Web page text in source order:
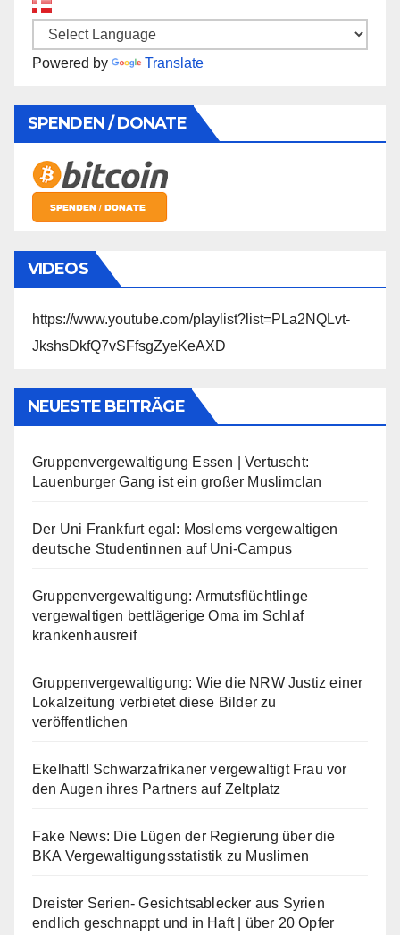
Powered by Translate
SPENDEN / DONATE
VIDEOS
https://www.youtube.com/playlist?list=PLa2NQLvt-
JkshsDkfQ7vSFfsgZyeKeAXD
NEUESTE BEITRÄGE
Gruppenvergewaltigung Essen | Vertuscht:
Lauenburger Gang ist ein großer Muslimclan
Der Uni Frankfurt egal: Moslems vergewaltigen
deutsche Studentinnen auf Uni-Campus
Gruppenvergewaltigung: Armutsflüchtlinge
vergewaltigen bettlägerige Oma im Schlaf
krankenhausreif
Gruppenvergewaltigung: Wie die NRW Justiz einer
Lokalzeitung verbietet diese Bilder zu
veröffentlichen
Ekelhaft! Schwarzafrikaner vergewaltigt Frau vor
den Augen ihres Partners auf Zeltplatz
Fake News: Die Lügen der Regierung über die
BKA Vergewaltigungsstatistik zu Muslimen
Dreister Serien- Gesichtsablecker aus Syrien
endlich geschnappt und in Haft | über 20 Opfer